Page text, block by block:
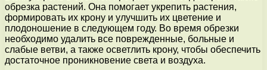
обрезка растений. Она помогает укрепить растения,
формировать их крону и улучшить их цветение и
плодоношение в следующем году. Во время обрезки
необходимо удалить все поврежденные, больные и
слабые ветви, а также осветлить крону, чтобы обеспечить
достаточное проникновение света и воздуха.